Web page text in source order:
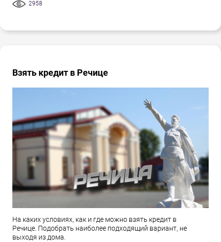
2958
Взять кредит в Речице
На каких условиях, как и где можно взять кредит в
Речице. Подобрать наиболее подходящий вариант, не
выходя из дома.